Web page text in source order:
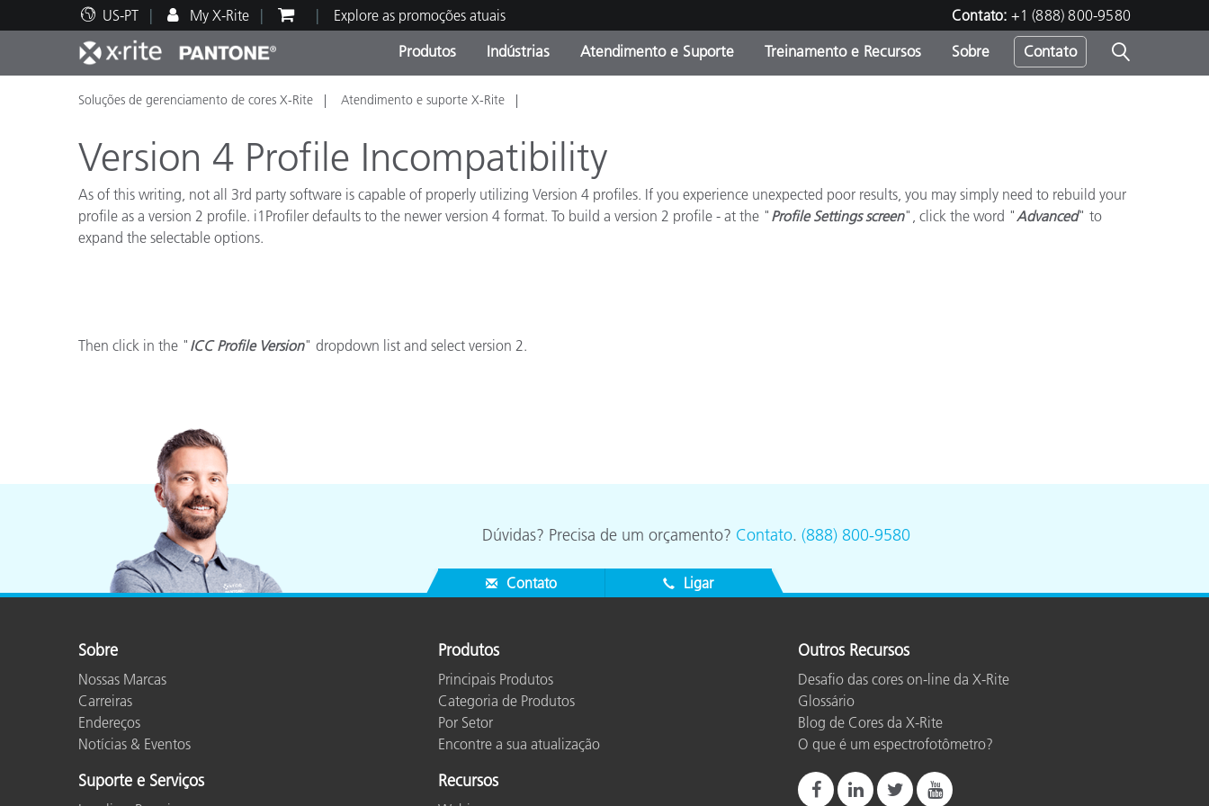
US-PT My X-Rite Explore as promoções atuais Contato: +1 (888) 800-9580
Produtos
Principais produtos Categoria de Produtos
Online Store
Indústrias
Impressão e Embalagem Tintas e Revestimentos
Produtos Embalados
Atendimento e Suporte
Suporte Técnico Serviço de Manutenção
Treinamento e Recursos
Recursos Educacionais Formação
Principais Downloads
Sobre Contato
Soluções de gerenciamento de cores X-Rite Atendimento e suporte X-Rite
Version 4 Profile Incompatibility
As of this writing, not all 3rd party software is capable of properly utilizing Version 4 profiles. If you experience unexpected poor results, you may simply need to rebuild your
profile as a version 2 profile. i1Profiler defaults to the newer version 4 format. To build a version 2 profile - at the " Profile Settings screen", click the word " Advanced" to
expand the selectable options.
Then click in the " ICC Profile Version" dropdown list and select version 2.
Dúvidas? Precisa de um orçamento? Contato. (888) 800-9580
Contato Ligar
Sobre
Nossas Marcas
Carreiras
Endereços
Notícias & Eventos
Suporte e Serviços
Produtos
Principais Produtos
Categoria de Produtos
Por Setor
Encontre a sua atualização
Recursos
Outros Recursos
Desafio das cores on-line da X-Rite
Glossário
Blog de Cores da X-Rite
O que é um espectrofotômetro?